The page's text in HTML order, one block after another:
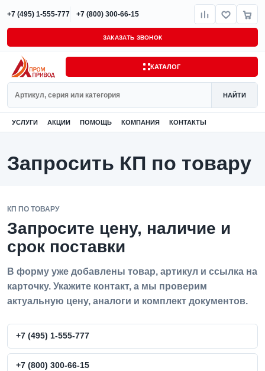
+7 (495) 1-555-777 +7 (800) 300-66-15
ЗАКАЗАТЬ ЗВОНОК
КАТАЛОГ
НАЙТИ
УСЛУГИ АКЦИИ ПОМОЩЬ КОМПАНИЯ КОНТАКТЫ
Запросить КП по товару
КП ПО ТОВАРУ
Запросите цену, наличие и
срок поставки
В форму уже добавлены товар, артикул и ссылка на
карточку. Укажите контакт, а мы проверим
актуальную цену, аналоги и комплект документов.
+7 (495) 1-555-777
+7 (800) 300-66-15